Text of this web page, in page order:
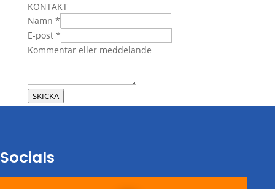
KONTAKT
Namn *
meddelande
eller
E-post *
Kommentar eller meddelande
SKICKA
Socials